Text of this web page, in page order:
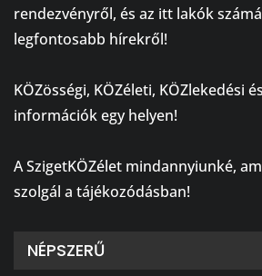
rendezvényről, és az itt lakók
legfontosabb hírekről!
KÖZösségi, KÖZéleti, KÖZlekedési
információk egy helyen!
A SzigetKÖZélet mindannyiunké,
szolgál a tájékozódásban!
NÉPSZERŰ